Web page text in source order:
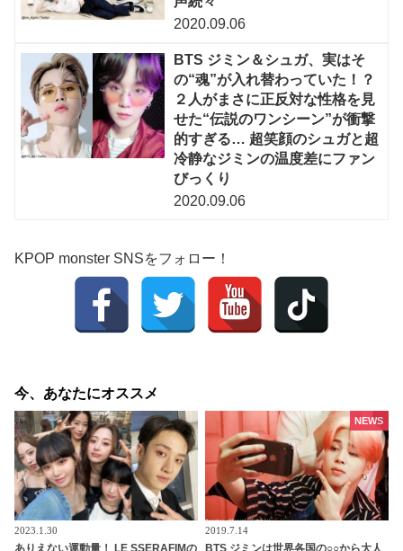
2020.09.06
BTS ジミン＆シュガ、実はそ
の“魂”が入れ替わっていた！？
２人がまさに正反対な性格を見
せた“伝説のワンシーン”が衝撃
的すぎる… 超笑顔のシュガと超
冷静なジミンの温度差にファン
びっくり
2020.09.06
KPOP monster SNSをフォロー！
今、あなたにオススメ
2023.1.30
ありえない運動量！ LE SSERAFIMの
2019.7.14
BTS ジミンは世界各国の○○から大人
NEWS